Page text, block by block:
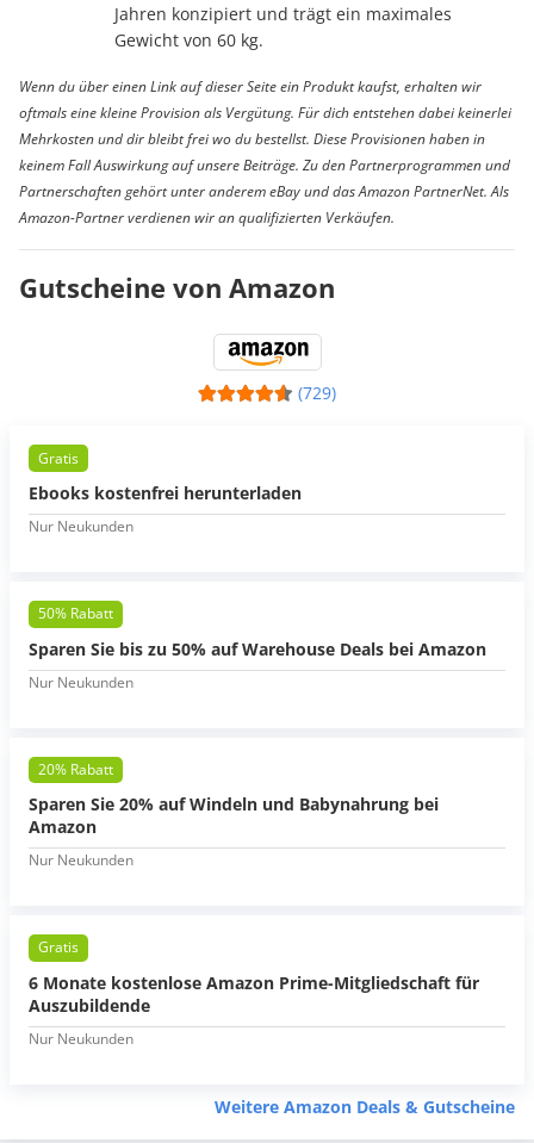
Jahren konzipiert und trägt ein maximales
Gewicht von 60 kg.
Wenn du über einen Link auf dieser Seite ein Produkt kaufst, erhalten wir
oftmals eine kleine Provision als Vergütung. Für dich entstehen dabei keinerlei
Mehrkosten und dir bleibt frei wo du bestellst. Diese Provisionen haben in
keinem Fall Auswirkung auf unsere Beiträge. Zu den Partnerprogrammen und
Partnerschaften gehört unter anderem eBay und das Amazon PartnerNet. Als
Amazon-Partner verdienen wir an qualifizierten Verkäufen.
Gutscheine von Amazon
(729)
Gratis
Ebooks kostenfrei herunterladen
Nur Neukunden
50% Rabatt
Sparen Sie bis zu 50% auf Warehouse Deals bei Amazon
Nur Neukunden
20% Rabatt
Sparen Sie 20% auf Windeln und Babynahrung bei
Amazon
Nur Neukunden
Gratis
6 Monate kostenlose Amazon Prime-Mitgliedschaft für
Auszubildende
Nur Neukunden
Weitere Amazon Deals & Gutscheine